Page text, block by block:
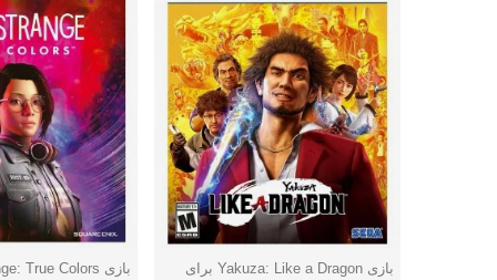
دوست داشتن
بازی Yakuza: Like a Dragon برای
دوست داشتن